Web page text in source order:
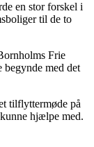
en stor forskel i
til de to
Frie
med det
tilflyttermøde på
hjælpe med.